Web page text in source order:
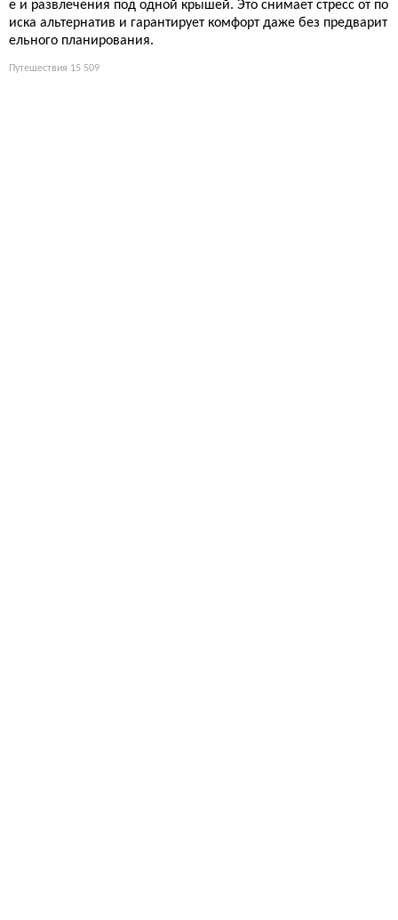
е и развлечения под одной крышей. Это снимает стресс от по
иска альтернатив и гарантирует комфорт даже без предварит
ельного планирования.
Путешествия 15 509